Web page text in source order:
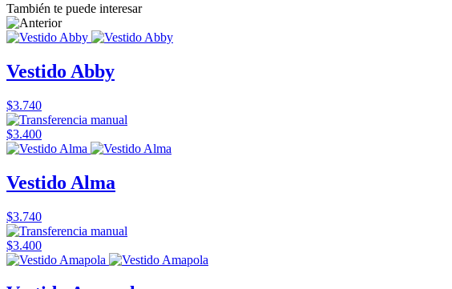
También te puede interesar
Vestido Abby
$3.740
$3.400
Vestido Alma
$3.740
$3.400